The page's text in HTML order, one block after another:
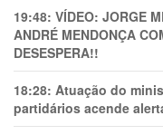
19:48: VÍDEO: JORGE
ANDRÉ MENDONÇA
DESESPERA!!
18:28: Atuação do
partidários acende